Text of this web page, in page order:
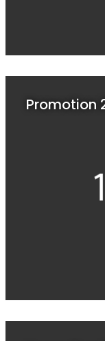
Promotion